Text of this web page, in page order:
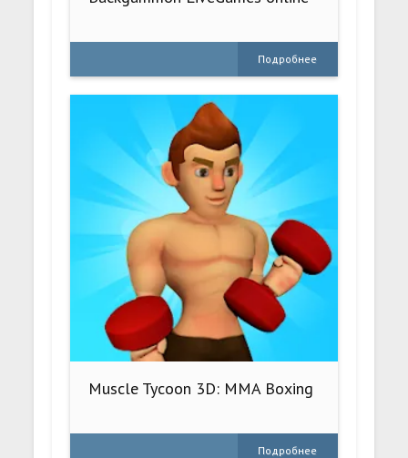
Подробнее
Muscle Tycoon 3D: MMA Boxing
Подробнее